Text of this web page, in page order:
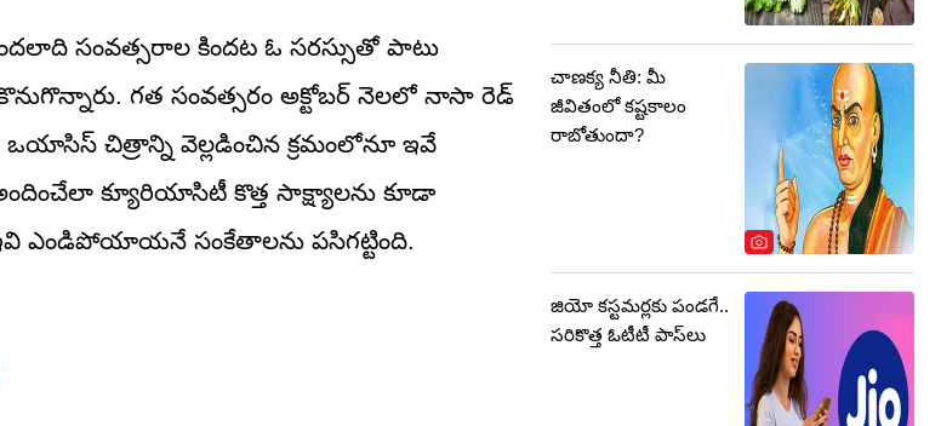
సంవత్సరాల కిందట ఓ సరస్సుతో పాటు
గత సంవత్సరం అక్టోబర్‌ నెలలో నాసా రెడ్‌
చిత్రాన్ని వెల్లడించిన క్రమంలోనూ ఇవే
క్యూరియాసిటీ కొత్త సాక్ష్యాలను కూడా
ఎండిపోయాయనే సంకేతాలను పసిగట్టింది.
చాణక్య నీతి: మీ
జీవితంలో కష్టకాలం
రాబోతుందా?
జియో కస్టమర్లకు పండగే..
సరికొత్త ఓటీటీ పాస్‌లు